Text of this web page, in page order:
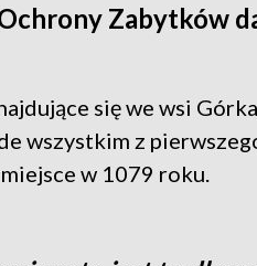
Zabytków
się we wsi
wszystkim z
w 1079 roku.